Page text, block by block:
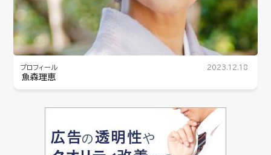
プロフィール 2023.12.18
魚森理恵